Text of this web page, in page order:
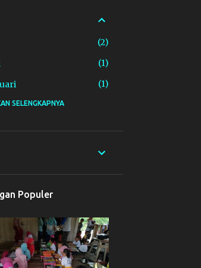
2
1
1
Borneo Marching
2025
1
4
1
SELENGKAPNYA
Populer